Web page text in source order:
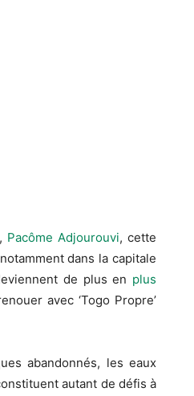
Pacôme Adjourouvi, cette
dans la capitale
de plus en plus
avec ‘Togo Propre’
abandonnés, les eaux
autant de défis à